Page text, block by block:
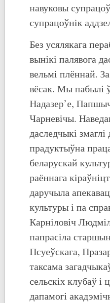
навуковы
супрацоўнік
Без усялякага
вынікі палявога
вельмі плённай.
вёсак. Мы пабылі
Надазер’е,
Чарневічы.
даследчыкі
прадуктыўна
беларускай
раённага
даручыла
культуры і па
Карніловіч
папрасіла
Псуеўскага,
таксама
сельскіх клубаў і
дапамогі